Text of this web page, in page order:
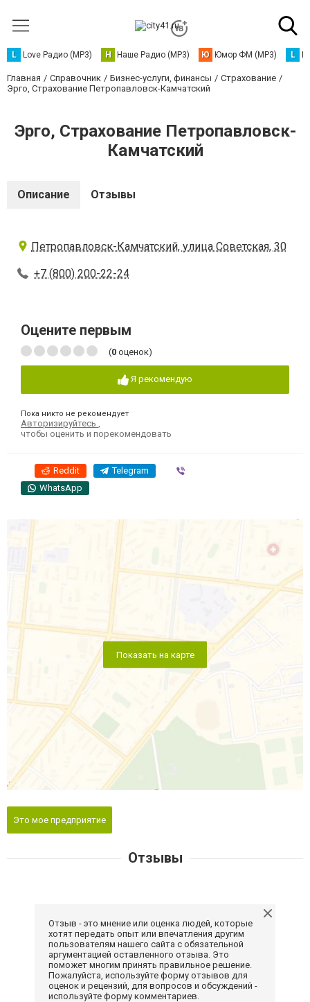
L Love Радио (MP3) Н Наше Радио (MP3) Ю Юмор ФМ (MP3) L
Главная Справочник Бизнес-услуги, финансы
Страхование
Эрго, Страхование Петропавловск-Камчатский
Эрго, Страхование Петропавловск-
Камчатский
Описание Отзывы
Петропавловск-Камчатский, улица Советская, 30
+7 (800) 200-22-24
Оцените первым
(0 оценок)
Я рекомендую
Пока никто не рекомендует
Авторизируйтесь
чтобы оценить и порекомендовать
Reddit Telegram
WhatsApp
Показать на карте
Это мое предприятие
Отзывы
Отзыв - это мнение или оценка людей, которые
хотят передать опыт или впечатления другим
пользователям нашего сайта с обязательной
аргументацией оставленного отзыва. Это
поможет многим принять правильное решение.
Пожалуйста, используйте форму отзывов для
оценок и рецензий, для вопросов и обсуждений -
используйте форму комментариев.